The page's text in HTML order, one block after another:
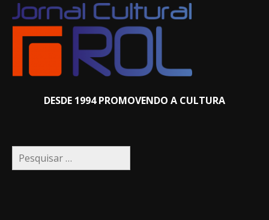
DESDE 1994 PROMOVENDO A CULTURA
Pesquisar
por: